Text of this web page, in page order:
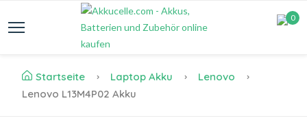
0
Startseite Laptop Akku
Lenovo
Lenovo L13M4P02 Akku